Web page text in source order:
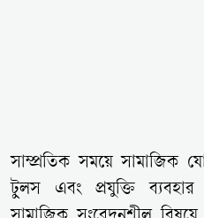
সাম্প্রতিক সময়ে সামাজিক
টুলস এবং প্রযুক্তি ব্যবহার